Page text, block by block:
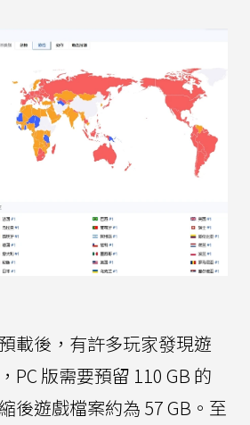
載後，有許多玩家發現遊
PC 版需要預留 110 GB 的
後遊戲檔案約為 57 GB。至